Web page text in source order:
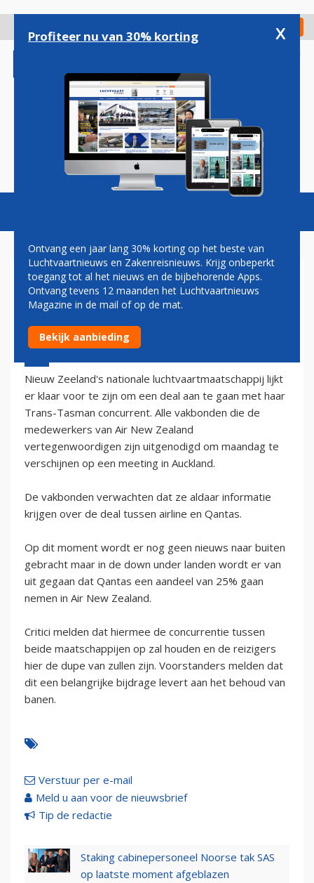
gaan
Check in
Magazine Podcasts Vacatures
MOGELIJKE DEAL TUSSEN AIR
NZ EN QANTAS
23 november 2002 - 1:00
Nieuw Zeeland's nationale luchtvaartmaatschappij lijkt
er klaar voor te zijn om een deal aan te gaan met haar
Trans-Tasman concurrent. Alle vakbonden die de
medewerkers van Air New Zealand
vertegenwoordigen zijn uitgenodigd om maandag te
verschijnen op een meeting in Auckland.
De vakbonden verwachten dat ze aldaar informatie
krijgen over de deal tussen airline en Qantas.
Op dit moment wordt er nog geen nieuws naar buiten
gebracht maar in de down under landen wordt er van
uit gegaan dat Qantas een aandeel van 25% gaan
nemen in Air New Zealand.
Critici melden dat hiermee de concurrentie tussen
beide maatschappijen op zal houden en de reizigers
hier de dupe van zullen zijn. Voorstanders melden dat
dit een belangrijke bijdrage levert aan het behoud van
banen.
Verstuur per e-mail
Meld u aan voor de nieuwsbrief
Tip de redactie
Staking cabinepersoneel Noorse tak SAS
op laatste moment afgeblazen
Profiteer nu van 30% korting x
Ontvang een jaar lang 30% korting op het beste van
Luchtvaartnieuws en Zakenreisnieuws. Krijg onbeperkt
toegang tot al het nieuws en de bijbehorende Apps.
Ontvang tevens 12 maanden het Luchtvaartnieuws
Magazine in de mail of op de mat.
Bekijk aanbieding